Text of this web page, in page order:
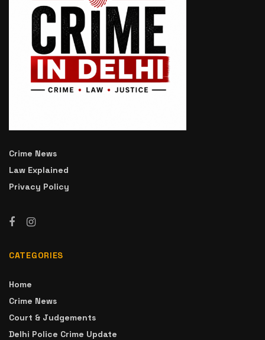
Crime News
Law Explained
Privacy Policy
CATEGORIES
Home
Crime News
Court & Judgements
Delhi Police Crime Update